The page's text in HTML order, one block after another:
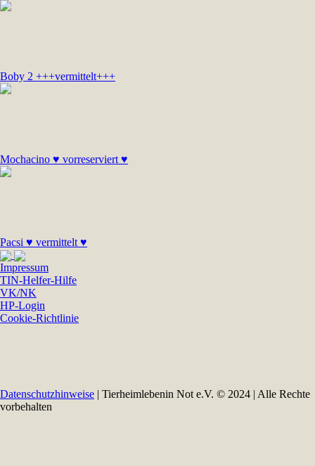
Boby 2 +++vermittelt+++
Mochacino ♥ vorreserviert ♥
Pacsi ♥ vermittelt ♥
Impressum
TIN-Helfer-Hilfe
VK/NK
HP-Login
Cookie-Richtlinie
Datenschutzhinweise | Tierheimlebenin Not e.V. © 2024 | Alle Rechte
vorbehalten